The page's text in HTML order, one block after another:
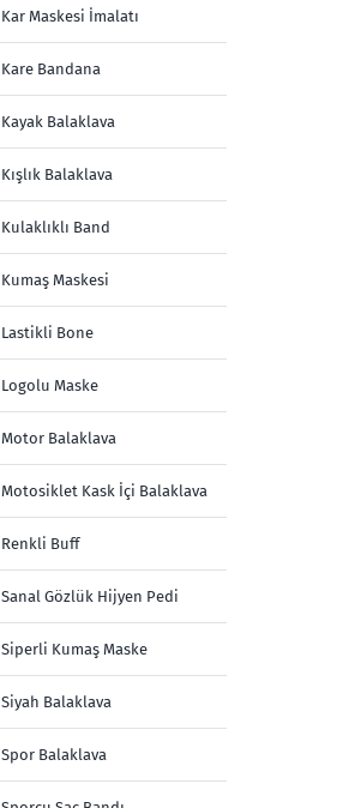
Kar Maskesi İmalatı
Kare Bandana
Kayak Balaklava
Kışlık Balaklava
Kulaklıklı Band
Kumaş Maskesi
Lastikli Bone
Logolu Maske
Motor Balaklava
Motosiklet Kask İçi Balaklava
Renkli Buff
Sanal Gözlük Hijyen Pedi
Siperli Kumaş Maske
Siyah Balaklava
Spor Balaklava